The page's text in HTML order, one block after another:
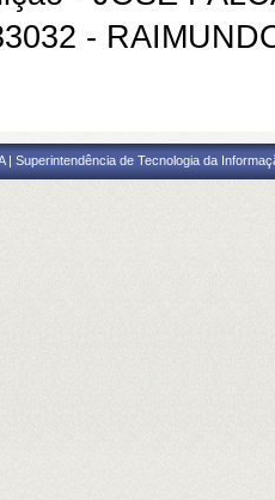
-
| Superintendência de Tecnologia da